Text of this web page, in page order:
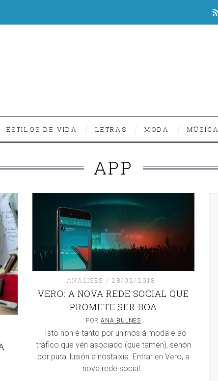
ESTILOS DE VIDA LETRAS MODA MÚSICA
APP
ANÁLISES 28/02/2018
VERO: A NOVA REDE SOCIAL QUE
PROMETE SER BOA
PORANA BULNES
Isto non é tanto por unirnos á moda e ao
tráfico que vén asociado (que tamén), senón
por pura ilusión e nostalxia. Entrar en Vero, a
nova rede social…